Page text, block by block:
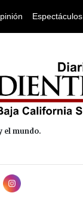
Espectáculos
el mundo.